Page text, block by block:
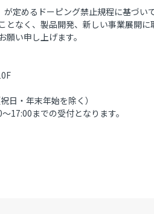
定めるドーピング禁止規程に基づい
なく、製品開発、新しい事業展開に
い申し上げます。
・年末年始を除く）
17:00までの受付となります。